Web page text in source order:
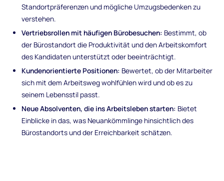
Standortpräferenzen und mögliche Umzugsbedenken zu
verstehen.
Vertriebsrollen mit häufigen Bürobesuchen: Bestimmt, ob
der Bürostandort die Produktivität und den Arbeitskomfort
des Kandidaten unterstützt oder beeinträchtigt.
Kundenorientierte Positionen: Bewertet, ob der Mitarbeiter
sich mit dem Arbeitsweg wohlfühlen wird und ob es zu
seinem Lebensstil passt.
Neue Absolventen, die ins Arbeitsleben starten: Bietet
Einblicke in das, was Neuankömmlinge hinsichtlich des
Bürostandorts und der Erreichbarkeit schätzen.